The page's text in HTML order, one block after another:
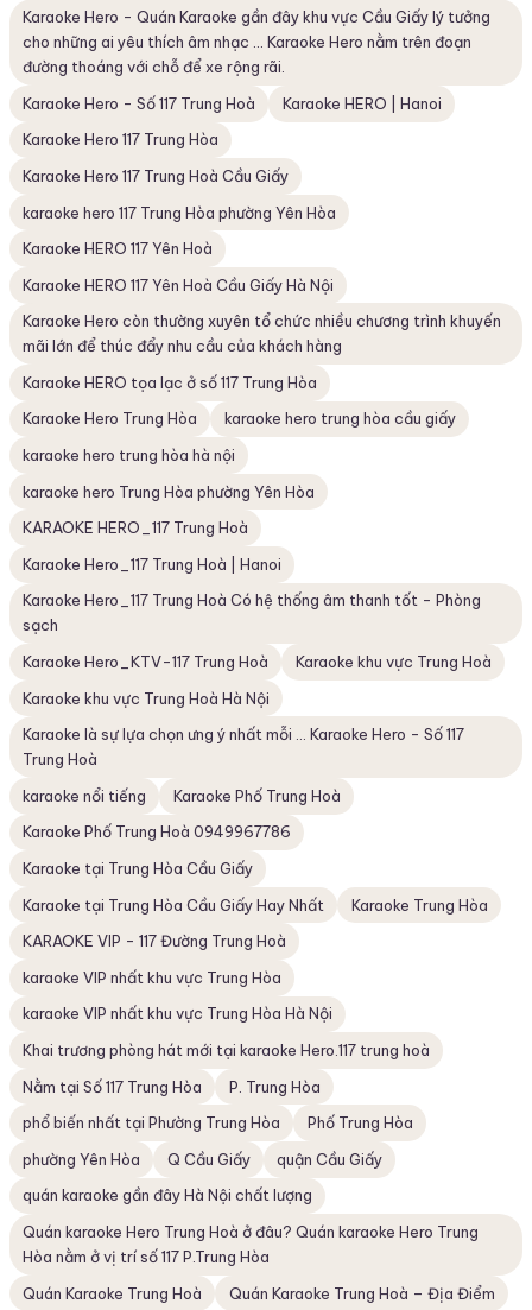
Karaoke Hero - Quán Karaoke gần đây khu vực Cầu Giấy lý tưởng
cho những ai yêu thích âm nhạc ... Karaoke Hero nằm trên đoạn
đường thoáng với chỗ để xe rộng rãi.
Karaoke Hero - Số 117 Trung Hoà
Karaoke HERO | Hanoi
Karaoke Hero 117 Trung Hòa
Karaoke Hero 117 Trung Hoà Cầu Giấy
karaoke hero 117 Trung Hòa phường Yên Hòa
Karaoke HERO 117 Yên Hoà
Karaoke HERO 117 Yên Hoà Cầu Giấy Hà Nội
Karaoke Hero còn thường xuyên tổ chức nhiều chương trình khuyến
mãi lớn để thúc đẩy nhu cầu của khách hàng
Karaoke HERO tọa lạc ở số 117 Trung Hòa
Karaoke Hero Trung Hòa
karaoke hero trung hòa cầu giấy
karaoke hero trung hòa hà nội
karaoke hero Trung Hòa phường Yên Hòa
KARAOKE HERO_117 Trung Hoà
Karaoke Hero_117 Trung Hoà | Hanoi
Karaoke Hero_117 Trung Hoà Có hệ thống âm thanh tốt - Phòng
sạch
Karaoke Hero_KTV-117 Trung Hoà
Karaoke khu vực Trung Hoà
Karaoke khu vực Trung Hoà Hà Nội
Karaoke là sự lựa chọn ưng ý nhất mỗi ... Karaoke Hero - Số 117
Trung Hoà
karaoke nổi tiếng
Karaoke Phố Trung Hoà
Karaoke Phố Trung Hoà 0949967786
Karaoke tại Trung Hòa Cầu Giấy
Karaoke tại Trung Hòa Cầu Giấy Hay Nhất
Karaoke Trung Hòa
KARAOKE VIP - 117 Đường Trung Hoà
karaoke VIP nhất khu vực Trung Hòa
karaoke VIP nhất khu vực Trung Hòa Hà Nội
Khai trương phòng hát mới tại karaoke Hero.117 trung hoà
Nằm tại Số 117 Trung Hòa
P. Trung Hòa
phổ biến nhất tại Phường Trung Hòa
Phố Trung Hòa
phường Yên Hòa
Q Cầu Giấy
quận Cầu Giấy
quán karaoke gần đây Hà Nội chất lượng
Quán karaoke Hero Trung Hoà ở đâu? Quán karaoke Hero Trung
Hòa nằm ở vị trí số 117 P.Trung Hòa
Quán Karaoke Trung Hoà
Quán Karaoke Trung Hoà – Địa Điểm